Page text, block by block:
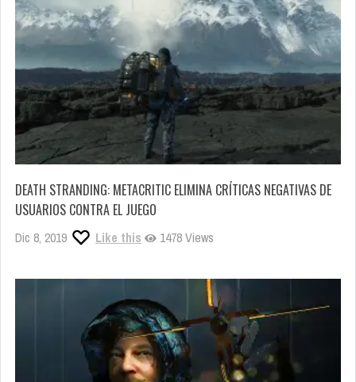
DEATH STRANDING: METACRITIC ELIMINA CRÍTICAS NEGATIVAS DE
USUARIOS CONTRA EL JUEGO
Dic 8, 2019 Like this 1478 Views